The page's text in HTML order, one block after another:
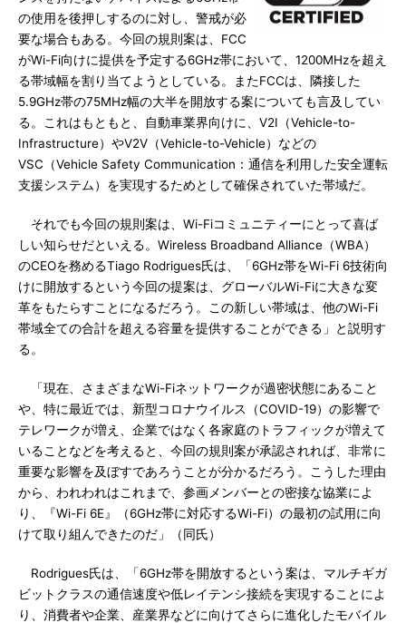
の使用を後押しするのに対し、警戒が必
要な場合もある。今回の規則案は、FCC
がWi-Fi向けに提供を予定する6GHz帯において、1200MHzを超え
る帯域幅を割り当てようとしている。またFCCは、隣接した
5.9GHz帯の75MHz幅の大半を開放する案についても言及してい
る。これはもともと、自動車業界向けに、V2I（Vehicle-to-
Infrastructure）やV2V（Vehicle-to-Vehicle）などの
VSC（Vehicle Safety Communication：通信を利用した安全運転
支援システム）を実現するためとして確保されていた帯域だ。
それでも今回の規則案は、Wi-Fiコミュニティーにとって喜ば
しい知らせだといえる。Wireless Broadband Alliance（WBA）
のCEOを務めるTiago Rodrigues氏は、「6GHz帯をWi-Fi 6技術向
けに開放するという今回の提案は、グローバルWi-Fiに大きな変
革をもたらすことになるだろう。この新しい帯域は、他のWi-Fi
帯域全ての合計を超える容量を提供することができる」と説明す
る。
「現在、さまざまなWi-Fiネットワークが過密状態にあること
や、特に最近では、新型コロナウイルス（COVID-19）の影響で
テレワークが増え、企業ではなく各家庭のトラフィックが増えて
いることなどを考えると、今回の規則案が承認されれば、非常に
重要な影響を及ぼすであろうことが分かるだろう。こうした理由
から、われわれはこれまで、参画メンバーとの密接な協業によ
り、『Wi-Fi 6E』（6GHz帯に対応するWi-Fi）の最初の試用に向
けて取り組んできたのだ」（同氏）
Rodrigues氏は、「6GHz帯を開放するという案は、マルチギガ
ビットクラスの通信速度や低レイテンシ接続を実現することによ
り、消費者や企業、産業界などに向けてさらに進化したモバイル